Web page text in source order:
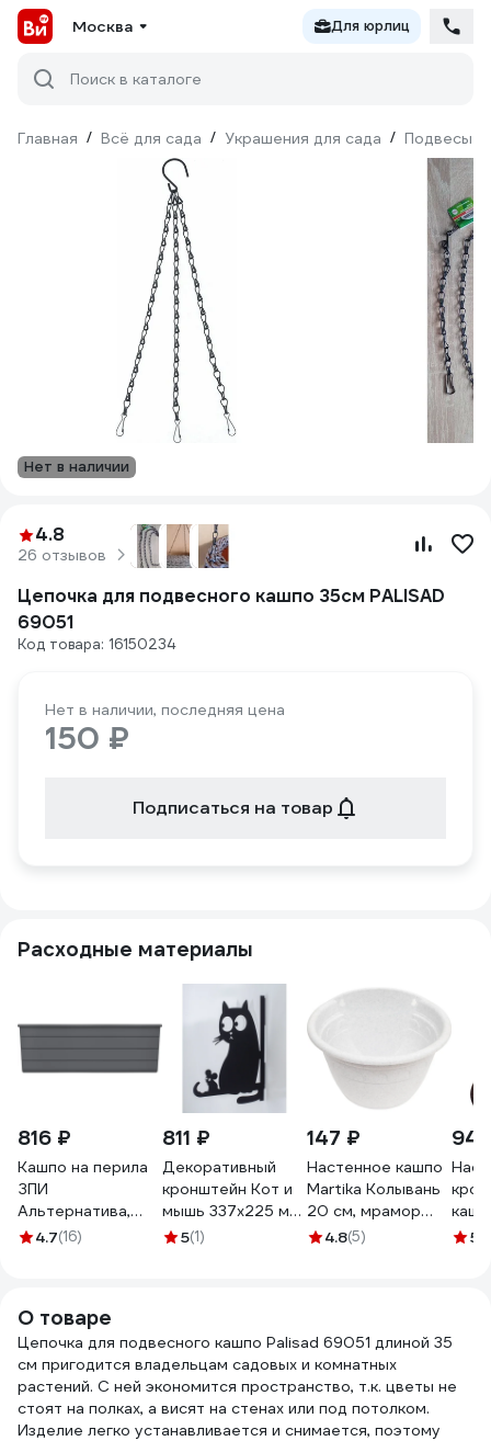
Москва Для юрлиц
Поиск в каталоге
Главная / Всё для сада / Украшения для сада / Подвесы
Нет в наличии
4.8
26 отзывов
Цепочка для подвесного кашпо 35см PALISAD
69051
Код товара: 16150234
Нет в наличии, последняя цена
150 ₽
Подписаться на товар
Расходные материалы
816 ₽
Кашпо на перила
ЗПИ
Альтернатива,
большое,
4.7(16)
811 ₽
Декоративный
кронштейн Кот и
мышь 337х225 мм
сталь 1,5 мм
5(1)
147 ₽
Настенное кашпо
Martika Колывань
20 см, мрамор
С112М
4.8(5) 5
О товаре
Цепочка для подвесного кашпо Palisad 69051 длиной 35
см пригодится владельцам садовых и комнатных
растений. С ней экономится пространство, т.к. цветы не
стоят на полках, а висят на стенах или под потолком.
Изделие легко устанавливается и снимается, поэтому